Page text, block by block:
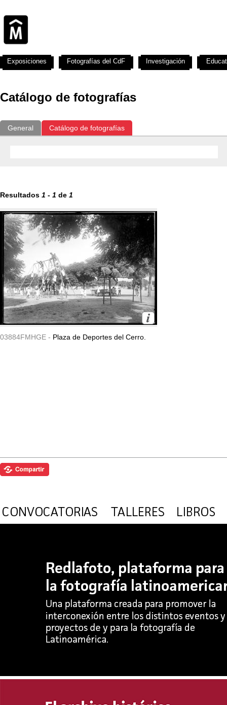
Catálogo de fotografías
General Catálogo de fotografías
Resultados 1 - 1 de 1
03884FMHGE - Plaza de Deportes del Cerro.
Exposiciones Fotografías del CdF Investigación